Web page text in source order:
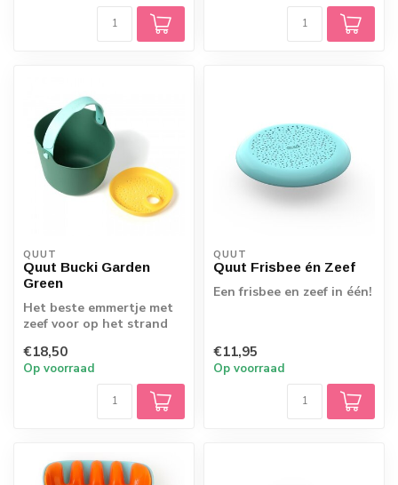
QUUT
Quut Bucki Garden
Green
Het beste emmertje met
zeef voor op het strand
€18,50
Op voorraad
QUUT
Quut Frisbee én Zeef
Een frisbee en zeef in één!
€11,95
Op voorraad